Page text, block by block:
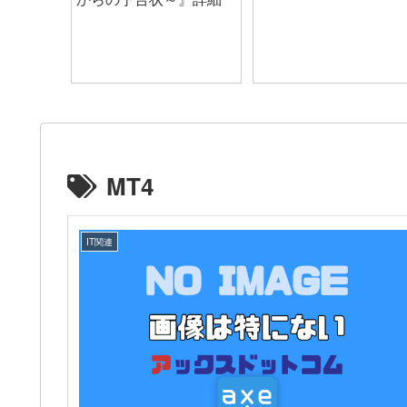
MT4
IT関連